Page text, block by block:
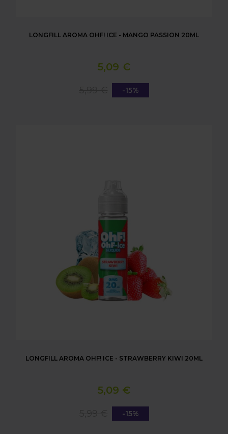
LONGFILL AROMA OHF! ICE - MANGO PASSION 20ML
5,09 €
-15%
LONGFILL AROMA OHF! ICE - STRAWBERRY KIWI 20ML
5,09 €
-15%